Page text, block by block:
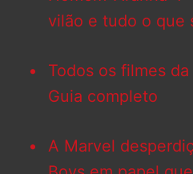
vilão e tudo o que
Todos os filmes
Guia completo
A Marvel